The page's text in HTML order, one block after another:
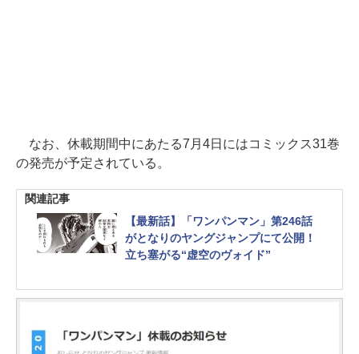
なお、休載期間中にあたる7月4日にはコミックス31巻
の発売が予定されている。
関連記事
【最新話】「ワンパンマン」第246話
がとなりのヤングジャンプにて公開！
立ち塞がる“虚空のヴォイド”